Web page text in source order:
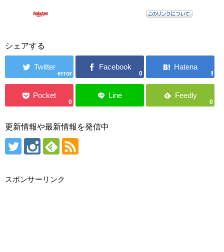
シェアする
error 0
0 0
更新情報や最新情報を発信中
スポンサーリンク